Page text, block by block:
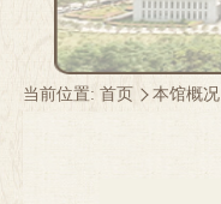
当前位置:首页 本馆概况